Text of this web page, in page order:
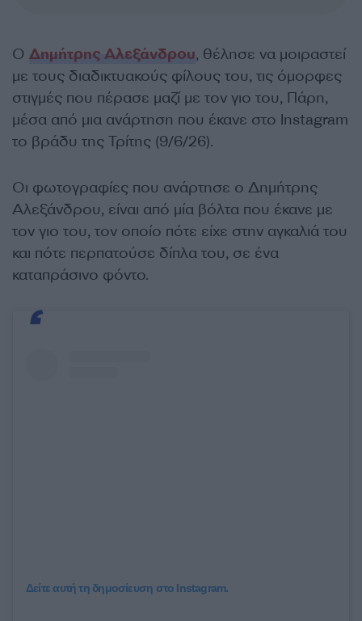
Ο Δημήτρης Αλεξάνδρου, θέλησε να μοιραστεί
με τους διαδικτυακούς φίλους του, τις όμορφες
στιγμές που πέρασε μαζί με τον γιο του, Πάρη,
μέσα από μια ανάρτηση που έκανε στο Instagram
το βράδυ της Τρίτης (9/6/26).
Οι φωτογραφίες που ανάρτησε ο Δημήτρης
Αλεξάνδρου, είναι από μία βόλτα που έκανε με
τον γιο του, τον οποίο πότε είχε στην αγκαλιά του
και πότε περπατούσε δίπλα του, σε ένα
καταπράσινο φόντο.
Δείτε αυτή τη δημοσίευση στο Instagram.